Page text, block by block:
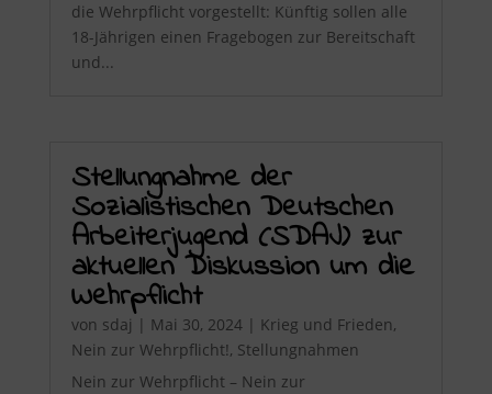
die Wehrpflicht vorgestellt: Künftig sollen alle
18-Jährigen einen Fragebogen zur Bereitschaft
und...
Stellungnahme der
Sozialistischen Deutschen
Arbeiterjugend (SDAJ) zur
aktuellen Diskussion um die
Wehrpflicht
von sdaj | Mai 30, 2024| Krieg und Frieden,
Nein zur Wehrpflicht!, Stellungnahmen
Nein zur Wehrpflicht – Nein zur